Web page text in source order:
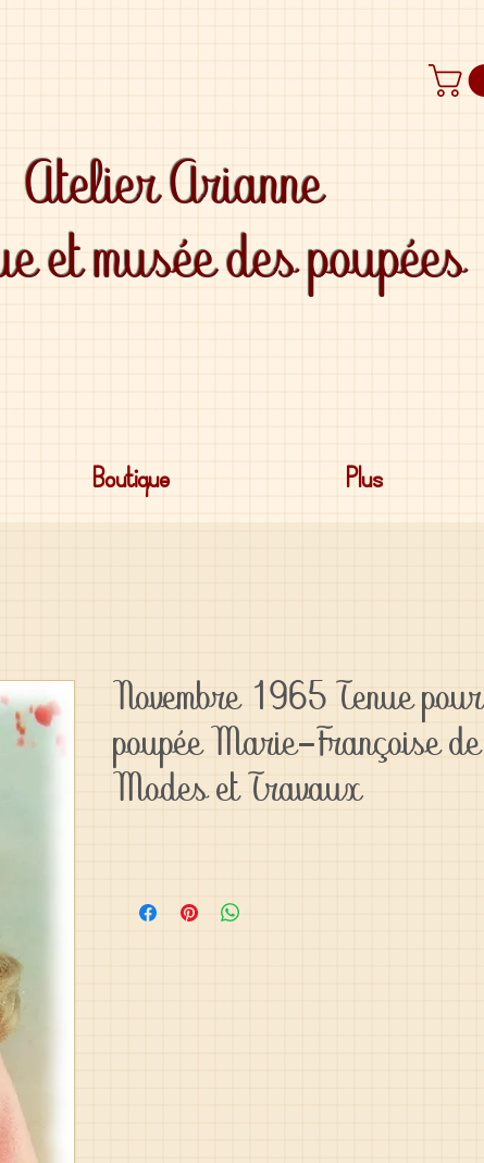
Atelier Arianne
et musée des poupées
Boutique Plus
Novembre 1965 Tenue pour
poupée Marie-Françoise de
Modes et Travaux